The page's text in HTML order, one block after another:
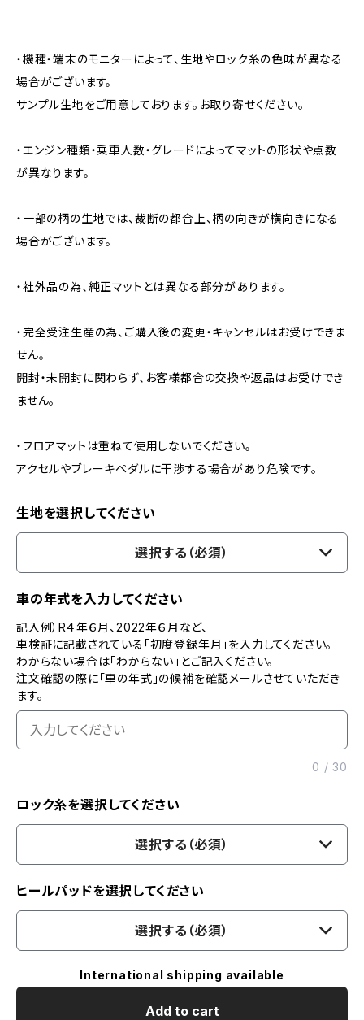
・機種・端末のモニターによって、生地やロック糸の色味が異なる
場合がございます。
サンプル生地をご用意しております。お取り寄せください。
・エンジン種類・乗車人数・グレードによってマットの形状や点数
が異なります。
・一部の柄の生地では、裁断の都合上、柄の向きが横向きになる
場合がございます。
・社外品の為、純正マットとは異なる部分があります。
・完全受注生産の為、ご購入後の変更・キャンセルはお受けできま
せん。
開封・未開封に関わらず、お客様都合の交換や返品はお受けでき
ません。
・フロアマットは重ねて使用しないでください。
アクセルやブレーキペダルに干渉する場合があり危険です。
生地を選択してください
選択する（必須）
車の年式を入力してください
記入例）R４年６月、2022年６月など、
車検証に記載されている「初度登録年月」を入力してください。
わからない場合は「わからない」とご記入ください。
注文確認の際に「車の年式」の候補を確認メールさせていただき
ます。
0 /30
ロック糸を選択してください
選択する（必須）
ヒールパッドを選択してください
選択する（必須）
International shipping available
Add to cart